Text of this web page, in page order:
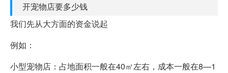
开宠物店要多少钱
我们先从大方面的资金说起
例如：
小型宠物店：占地面积一般在40㎡左右，成本一般在8—1